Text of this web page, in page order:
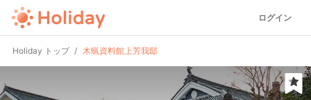
ログイン
Holiday トップ 木蝋資料館上芳我邸